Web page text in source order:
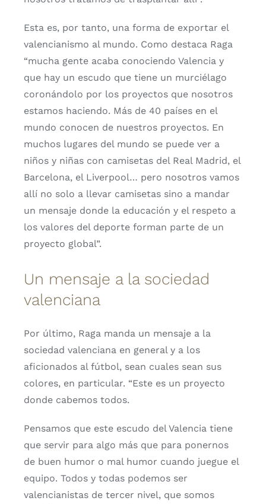
Esta es, por tanto, una forma de exportar el
valencianismo al mundo. Como destaca Raga
“mucha gente acaba conociendo Valencia y
que hay un escudo que tiene un murciélago
coronándolo por los proyectos que nosotros
estamos haciendo. Más de 40 países en el
mundo conocen de nuestros proyectos. En
muchos lugares del mundo se puede ver a
niños y niñas con camisetas del Real Madrid, el
Barcelona, el Liverpool… pero nosotros vamos
allí no solo a llevar camisetas sino a mandar
un mensaje donde la educación y el respeto a
los valores del deporte forman parte de un
proyecto global”.
Un mensaje a la sociedad
valenciana
Por último, Raga manda un mensaje a la
sociedad valenciana en general y a los
aficionados al fútbol, sean cuales sean sus
colores, en particular. “Este es un proyecto
donde cabemos todos.
Pensamos que este escudo del Valencia tiene
que servir para algo más que para ponernos
de buen humor o mal humor cuando juegue el
equipo. Todos y todas podemos ser
valencianistas de tercer nivel, que somos